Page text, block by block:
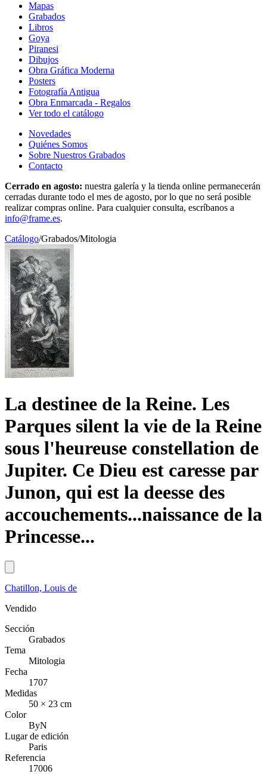
Mapas
Grabados
Libros
Goya
Piranesi
Dibujos
Obra Gráfica Moderna
Posters
Fotografía Antigua
Obra Enmarcada - Regalos
Ver todo el catálogo
Novedades
Quiénes Somos
Sobre Nuestros Grabados
Contacto
Cerrado en agosto: nuestra galería y la tienda online permanecerán
cerradas durante todo el mes de agosto, por lo que no será posible
realizar compras online. Para cualquier consulta, escríbanos a
info@frame.es.
Catálogo/Grabados/Mitologia
La destinee de la Reine. Les
Parques silent la vie de la Reine
sous l'heureuse constellation de
Jupiter. Ce Dieu est caresse par
Junon, qui est la deesse des
accouchements...naissance de la
Princesse...
Chatillon, Louis de
Vendido
Sección
Grabados
Tema
Mitologia
Fecha
1707
Medidas
50 × 23 cm
Color
ByN
Lugar de edición
Paris
Referencia
17006